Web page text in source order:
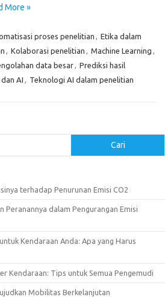
More »
proses penelitian , Etika dalam
, Kolaborasi penelitian , Machine Learning ,
data besar, Prediksi hasil
AI , Teknologi AI dalam penelitian
Cari
terhadap Penurunan Emisi CO2
Peranannya dalam Pengurangan Emisi
Kendaraan Anda: Apa yang Harus
Kendaraan: Tips untuk Semua Pengemudi
Mobilitas Berkelanjutan